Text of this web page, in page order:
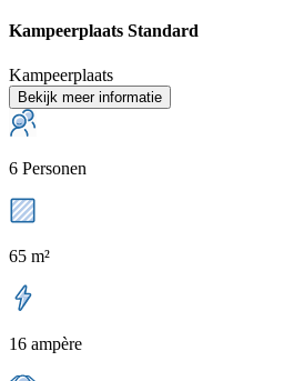
Kampeerplaats Standard
Kampeerplaats
Bekijk meer informatie
6 Personen
65 m²
16 ampère